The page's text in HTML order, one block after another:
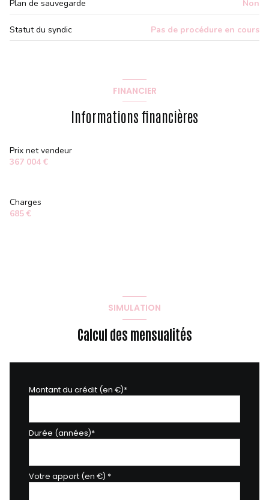
Plan de sauvegarde Non
Statut du syndic Pas de procédure en cours
FINANCIER
Informations financières
Prix net vendeur
367 004 €
Charges
685 €
SIMULATION
Calcul des mensualités
Montant du crédit (en €)*
Durée (années)*
Votre apport (en €) *